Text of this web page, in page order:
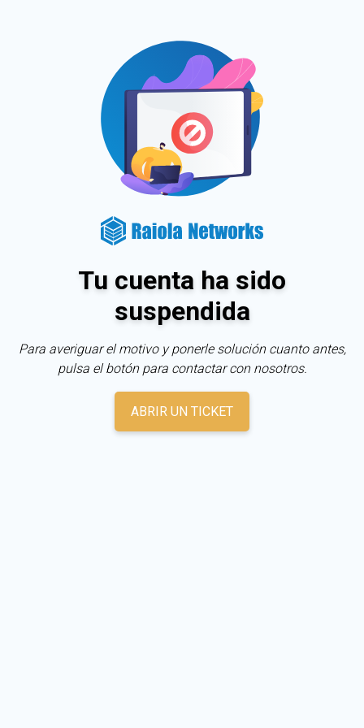
Tu cuenta ha sido
suspendida
Para averiguar el motivo y ponerle solución cuanto antes,
pulsa el botón para contactar con nosotros.
ABRIR UN TICKET